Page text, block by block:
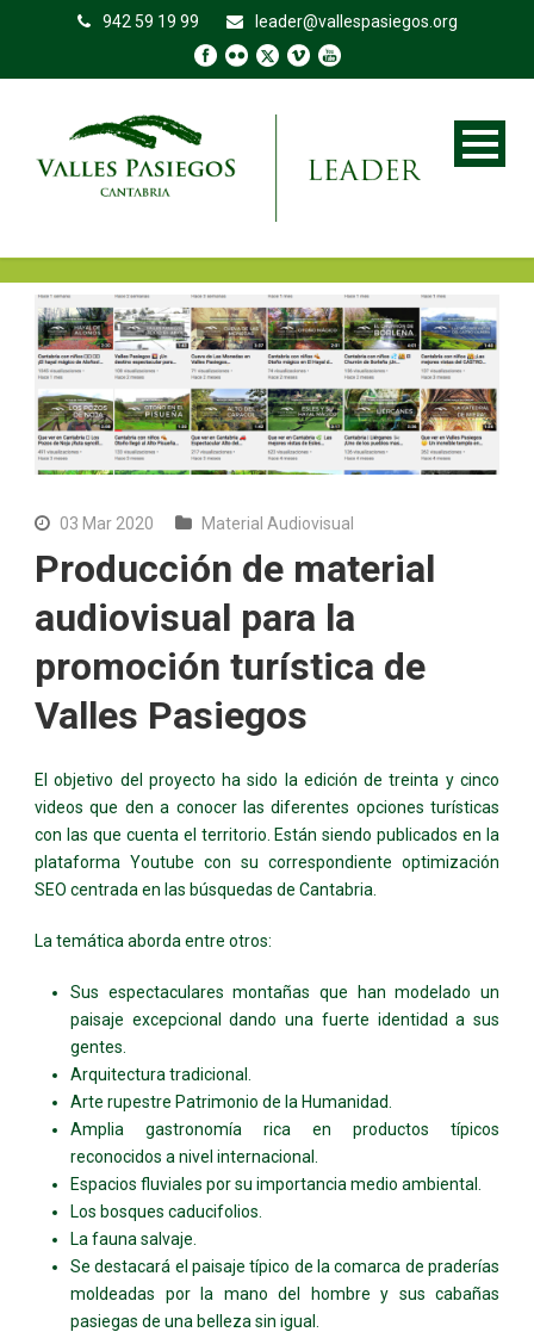
942 59 19 99 leader@vallespasiegos.org
03 Mar 2020 Material Audiovisual
Producción de material
audiovisual para la
promoción turística de
Valles Pasiegos
El objetivo del proyecto ha sido la edición de treinta y cinco
videos que den a conocer las diferentes opciones turísticas
con las que cuenta el territorio. Están siendo publicados en la
plataforma Youtube con su correspondiente optimización
SEO centrada en las búsquedas de Cantabria.
La temática aborda entre otros:
Sus espectaculares montañas que han modelado un
paisaje excepcional dando una fuerte identidad a sus
gentes.
Arquitectura tradicional.
Arte rupestre Patrimonio de la Humanidad.
Amplia gastronomía rica en productos típicos
reconocidos a nivel internacional.
Espacios fluviales por su importancia medio ambiental.
Los bosques caducifolios.
La fauna salvaje.
Se destacará el paisaje típico de la comarca de praderías
moldeadas por la mano del hombre y sus cabañas
pasiegas de una belleza sin igual.